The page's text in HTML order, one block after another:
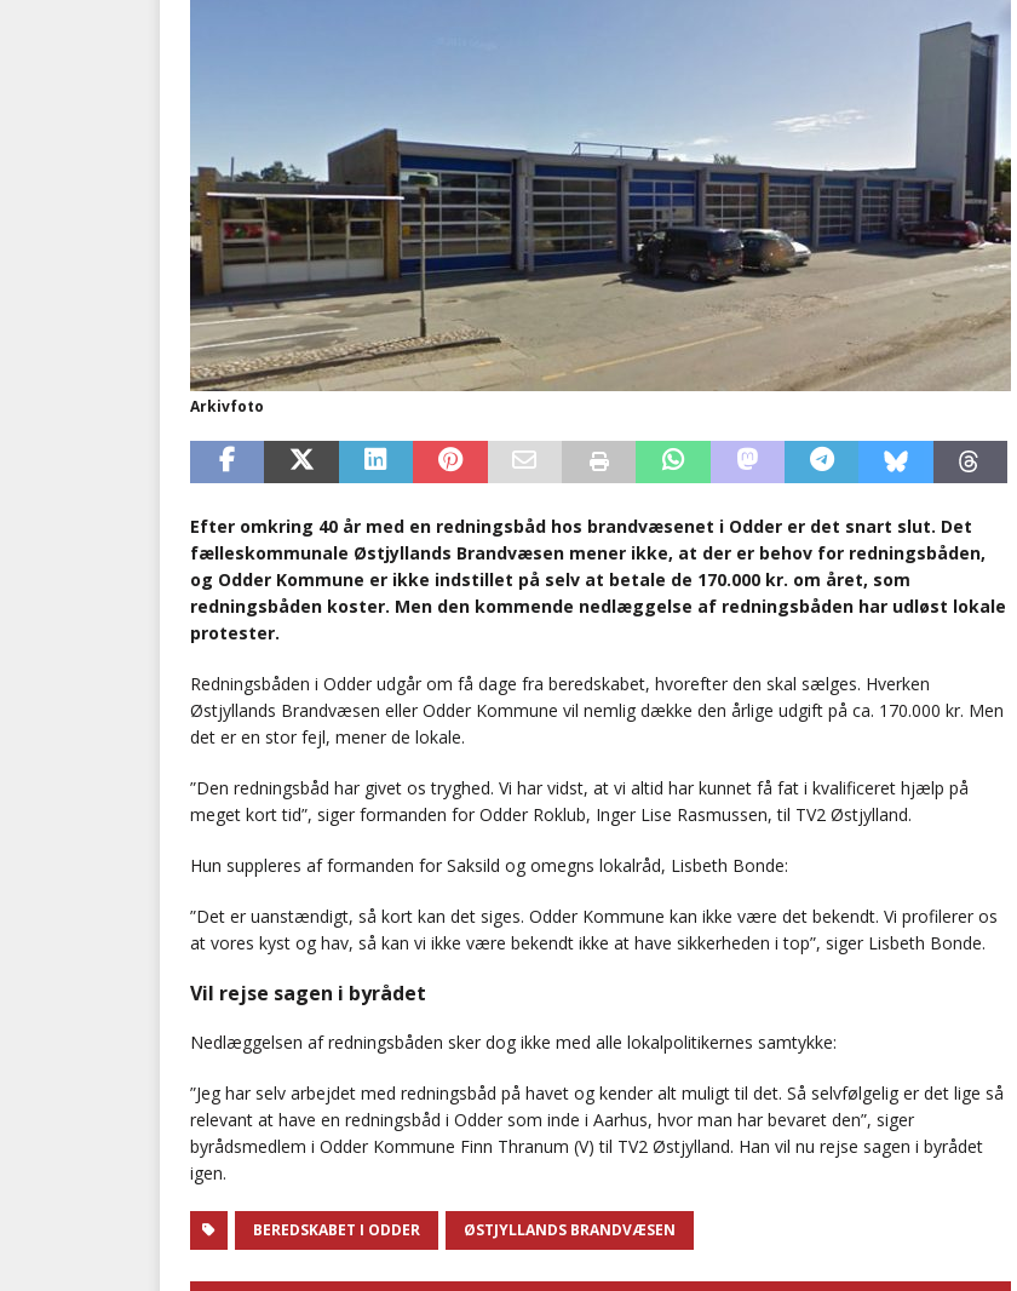
Arkivfoto
Efter omkring 40 år med en redningsbåd hos brandvæsenet i Odder er det snart slut. Det
fælleskommunale Østjyllands Brandvæsen mener ikke, at der er behov for redningsbåden,
og Odder Kommune er ikke indstillet på selv at betale de 170.000 kr. om året, som
redningsbåden koster. Men den kommende nedlæggelse af redningsbåden har udløst lokale
protester.
Redningsbåden i Odder udgår om få dage fra beredskabet, hvorefter den skal sælges. Hverken
Østjyllands Brandvæsen eller Odder Kommune vil nemlig dække den årlige udgift på ca. 170.000 kr. Men
det er en stor fejl, mener de lokale.
”Den redningsbåd har givet os tryghed. Vi har vidst, at vi altid har kunnet få fat i kvalificeret hjælp på
meget kort tid”, siger formanden for Odder Roklub, Inger Lise Rasmussen, til TV2 Østjylland.
Hun suppleres af formanden for Saksild og omegns lokalråd, Lisbeth Bonde:
”Det er uanstændigt, så kort kan det siges. Odder Kommune kan ikke være det bekendt. Vi profilerer os
at vores kyst og hav, så kan vi ikke være bekendt ikke at have sikkerheden i top”, siger Lisbeth Bonde.
Vil rejse sagen i byrådet
Nedlæggelsen af redningsbåden sker dog ikke med alle lokalpolitikernes samtykke:
”Jeg har selv arbejdet med redningsbåd på havet og kender alt muligt til det. Så selvfølgelig er det lige så
relevant at have en redningsbåd i Odder som inde i Aarhus, hvor man har bevaret den”, siger
byrådsmedlem i Odder Kommune Finn Thranum (V) til TV2 Østjylland. Han vil nu rejse sagen i byrådet
igen.
BEREDSKABET I ODDER ØSTJYLLANDS BRANDVÆSEN